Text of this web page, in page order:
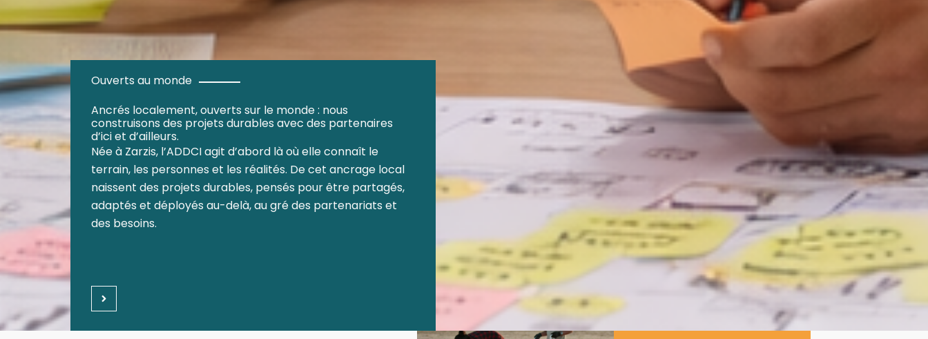
Ouverts au monde
Ancrés localement, ouverts sur le monde : nous
construisons des projets durables avec des partenaires
d’ici et d’ailleurs.
Née à Zarzis, l’ADDCI agit d’abord là où elle connaît le
terrain, les personnes et les réalités. De cet ancrage local
naissent des projets durables, pensés pour être partagés,
adaptés et déployés au-delà, au gré des partenariats et
des besoins.